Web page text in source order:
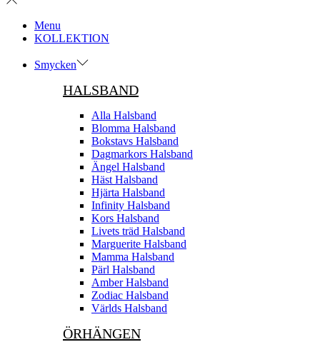
Menu
KOLLEKTION
Smycken
HALSBAND
Alla Halsband
Blomma Halsband
Bokstavs Halsband
Dagmarkors Halsband
Ängel Halsband
Häst Halsband
Hjärta Halsband
Infinity Halsband
Kors Halsband
Livets träd Halsband
Marguerite Halsband
Mamma Halsband
Pärl Halsband
Amber Halsband
Zodiac Halsband
Världs Halsband
ÖRHÄNGEN